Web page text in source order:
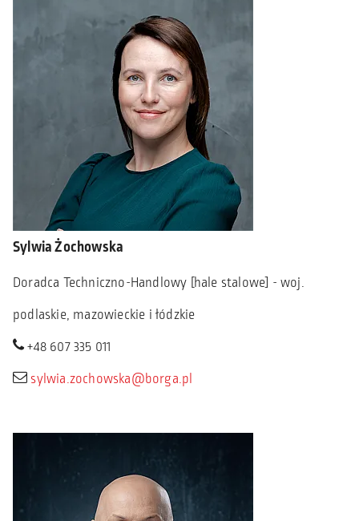
Sylwia Żochowska
Doradca Techniczno-Handlowy [hale stalowe] - woj.
podlaskie, mazowieckie i łódzkie
+48 607 335 011
sylwia.zochowska@borga.pl